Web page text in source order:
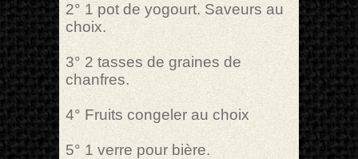
2° 1 pot de yogourt. Saveurs au
choix.
3° 2 tasses de graines de
chanfres.
4° Fruits congeler au choix
5° 1 verre pour bière.